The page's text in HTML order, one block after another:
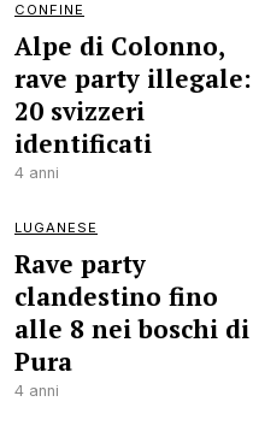
CONFINE
Alpe di Colonno,
rave party illegale:
20 svizzeri
identificati
4 anni
LUGANESE
Rave party
clandestino fino
alle 8 nei boschi di
Pura
4 anni